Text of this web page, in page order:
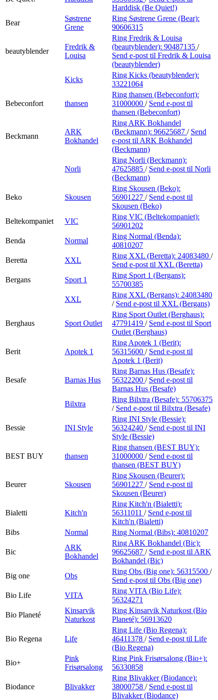
Harddisk (Be Quiet!)
Bear
Søstrene
Grene
Ring Søstrene Grene (Bear):
90606315
beautyblender
Fredrik &
Louisa
Ring Fredrik & Louisa
(beautyblender): 90487135 /
Send e-post til Fredrik & Louisa
(beautyblender)
Kicks
Ring Kicks (beautyblender):
33221064
Bebeconfort thansen
Ring thansen (Bebeconfort):
31000000 / Send e-post til
thansen (Bebeconfort)
Beckmann
ARK
Bokhandel
Ring ARK Bokhandel
(Beckmann): 96625687 / Send
e-post til ARK Bokhandel
(Beckmann)
Norli
Ring Norli (Beckmann):
47625885 / Send e-post til Norli
(Beckmann)
Beko Skousen
Ring Skousen (Beko):
56901227 / Send e-post til
Skousen (Beko)
Beltekompaniet
VIC
Ring VIC (Beltekompaniet):
56901202
Benda
Normal
Ring Normal (Benda):
40810207
Beretta
XXL
Ring XXL (Beretta): 24083480 /
Send e-post til XXL (Beretta)
Bergans
Sport 1
Ring Sport 1 (Bergans):
55700385
XXL
Ring XXL (Bergans): 24083480
/ Send e-post til XXL (Bergans)
Berghaus Sport Outlet
Ring Sport Outlet (Berghaus):
47791419 / Send e-post til Sport
Outlet (Berghaus)
Berit Apotek 1
Ring Apotek 1 (Berit):
56315600 / Send e-post til
Apotek 1 (Berit)
Besafe Barnas Hus
Ring Barnas Hus (Besafe):
56322200 / Send e-post til
Barnas Hus (Besafe)
Bilxtra
Ring Bilxtra (Besafe): 55706375
/ Send e-post til Bilxtra (Besafe)
Bessie INI Style
Ring INI Style (Bessie):
56324240 / Send e-post til INI
Style (Bessie)
BEST BUY thansen
Ring thansen (BEST BUY):
31000000 / Send e-post til
thansen (BEST BUY)
Beurer Skousen
Ring Skousen (Beurer):
56901227 / Send e-post til
Skousen (Beurer)
Bialetti Kitch'n
Ring Kitch'n (Bialetti):
56311011 / Send e-post til
Kitch'n (Bialetti)
Bibs
Normal Ring Normal (Bibs): 40810207
Bic
ARK
Bokhandel
Ring ARK Bokhandel (Bic):
96625687 / Send e-post til ARK
Bokhandel (Bic)
Big one
Obs
Ring Obs (Big one): 56315500 /
Send e-post til Obs (Big one)
Bio Life
VITA
Ring VITA (Bio Life):
56324271
Bio Planeté
Kinsarvik
Naturkost
Ring Kinsarvik Naturkost (Bio
Planeté): 56913620
Bio Regena Life
Ring Life (Bio Regena):
46411378 / Send e-post til Life
(Bio Regena)
Bio+
Pink
Frisørsalong
Ring Pink Frisørsalong (Bio+):
56330858
Biodance Blivakker
Ring Blivakker (Biodance):
38000758 / Send e-post til
Blivakker (Biodance)